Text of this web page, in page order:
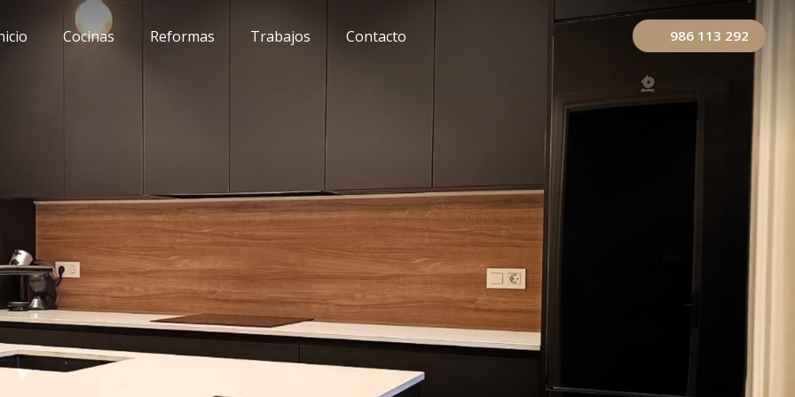
Cocinas Reformas Trabajos Contacto 986 113 292